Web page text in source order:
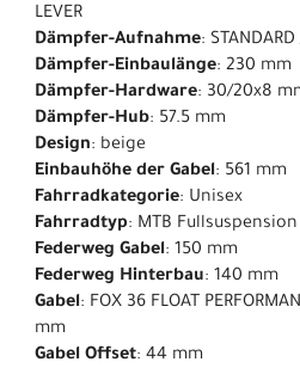
LEVER
Dämpfer-Aufnahme:
Dämpfer-Einbaulänge: 230 mm
Dämpfer-Hardware: 30/20x8
Dämpfer-Hub: 57.5 mm
Design: beige
Einbauhöhe der Gabel: 561 mm
Fahrradkategorie: Unisex
Fahrradtyp: MTB Fullsuspension
Federweg Gabel: 150 mm
Federweg Hinterbau: 140 mm
Gabel: FOX 36 FLOAT
mm
Gabel Offset: 44 mm